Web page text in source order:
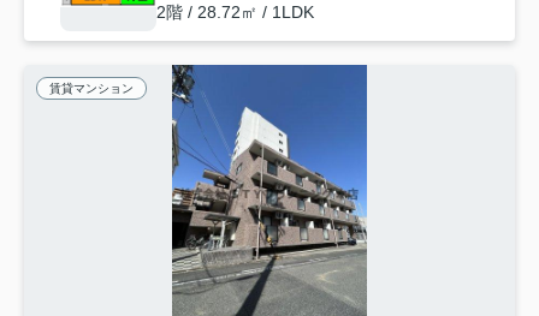
2階 / 28.72㎡ / 1LDK
賃貸マンション